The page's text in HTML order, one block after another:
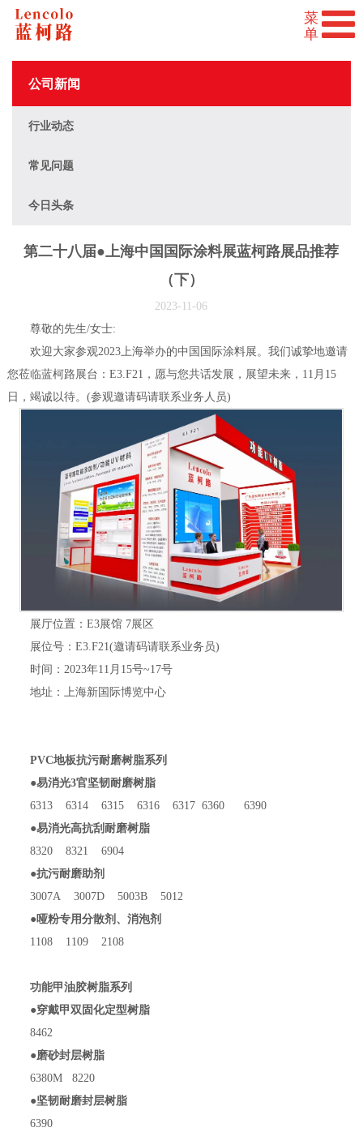
公司新闻
行业动态
常见问题
今日头条
第二十八届●上海中国国际涂料展蓝柯路展品推荐
（下）
2023-11-06
尊敬的先生/女士:
欢迎大家参观2023上海举办的中国国际涂料展。我们诚挚地邀请
您莅临蓝柯路展台：E3.F21，愿与您共话发展，展望未来，11月15
日，竭诚以待。(参观邀请码请联系业务人员)
展厅位置：E3展馆 7展区
展位号：E3.F21(邀请码请联系业务员)
时间：2023年11月15号~17号
地址：上海新国际博览中心
PVC地板抗污耐磨树脂系列
●易消光3官坚韧耐磨树脂
6313 6314 6315 6316 6317 6360 6390
●易消光高抗刮耐磨树脂
8320 8321 6904
●抗污耐磨助剂
3007A 3007D 5003B 5012
●哑粉专用分散剂、消泡剂
1108 1109 2108
功能甲油胶树脂系列
●穿戴甲双固化定型树脂
8462
●磨砂封层树脂
6380M 8220
●坚韧耐磨封层树脂
6390